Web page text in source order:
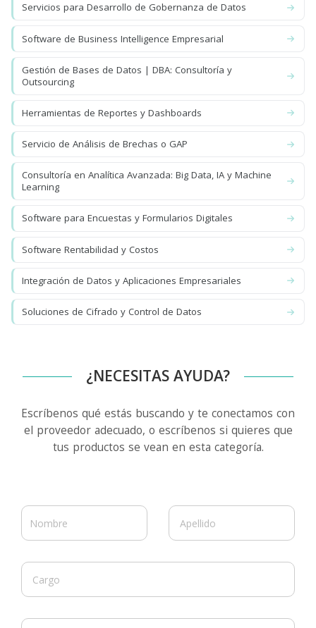
Servicios para Desarrollo de Gobernanza de Datos
Software de Business Intelligence Empresarial
Gestión de Bases de Datos | DBA: Consultoría y
Outsourcing
Herramientas de Reportes y Dashboards
Servicio de Análisis de Brechas o GAP
Consultoría en Analítica Avanzada: Big Data, IA y Machine
Learning
Software para Encuestas y Formularios Digitales
Software Rentabilidad y Costos
Integración de Datos y Aplicaciones Empresariales
Soluciones de Cifrado y Control de Datos
¿NECESITAS AYUDA?
Escríbenos qué estás buscando y te conectamos con
el proveedor adecuado, o escríbenos si quieres que
tus productos se vean en esta categoría.